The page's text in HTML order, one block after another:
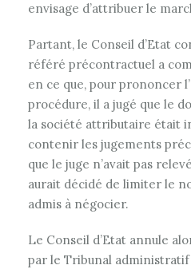
envisage d’attribuer le
Partant, le Conseil d’Etat
référé précontractuel a
en ce que, pour prononcer
procédure, il a jugé que le
la société attributaire était
contenir les jugements
que le juge n’avait pas
aurait décidé de limiter le
admis à négocier.
Le Conseil d’Etat annule
par le Tribunal